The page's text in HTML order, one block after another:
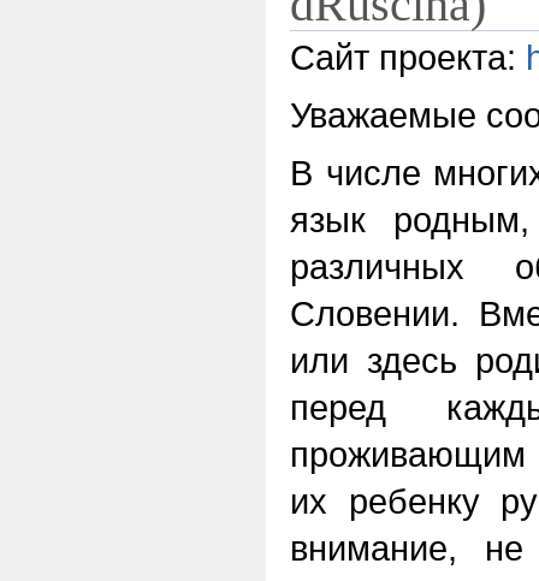
Сайт проекта:
Уважаемые
В числе
язык
различных
Словении.
или здесь
перед
проживающим
их ребенку
внимание,